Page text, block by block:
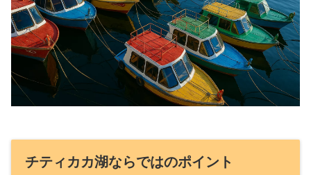
チティカカ湖ならではのポイント